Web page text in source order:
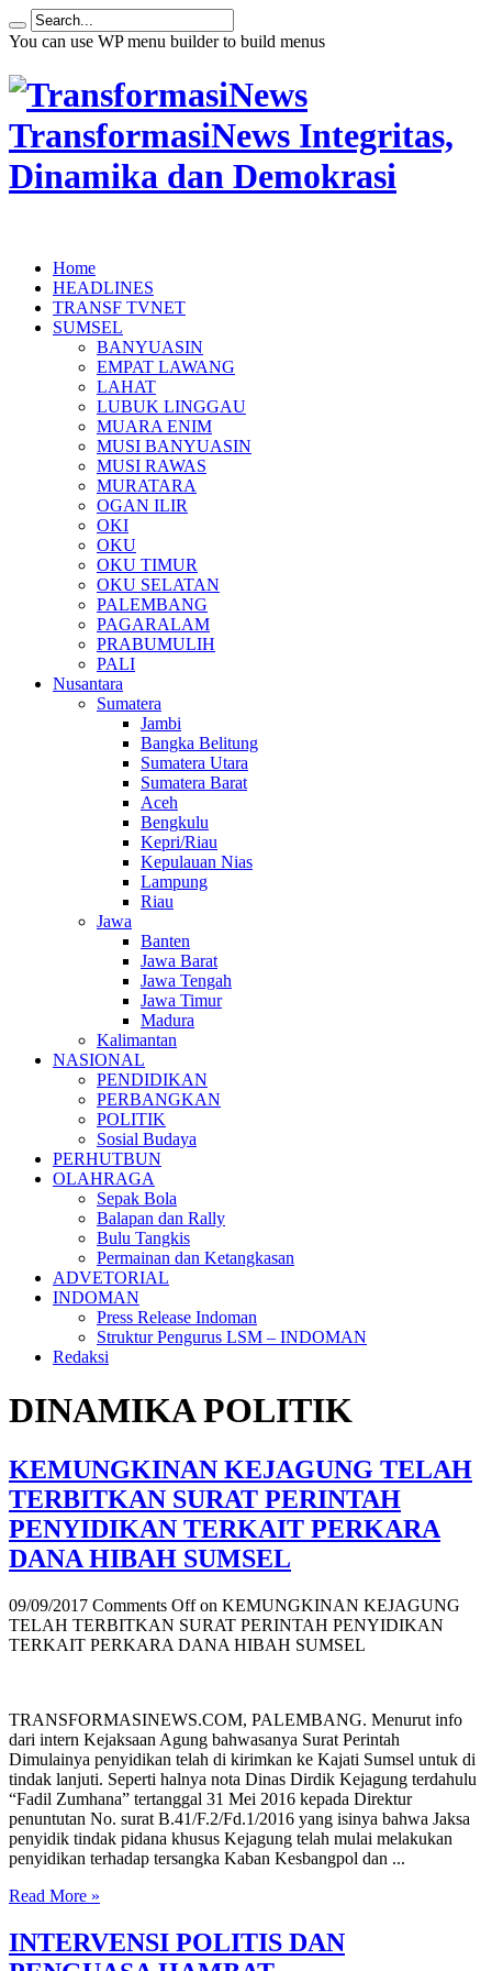
You can use WP menu builder to build menus
TransformasiNews Integritas,
Dinamika dan Demokrasi
Home
HEADLINES
TRANSF TVNET
SUMSEL
BANYUASIN
EMPAT LAWANG
LAHAT
LUBUK LINGGAU
MUARA ENIM
MUSI BANYUASIN
MUSI RAWAS
MURATARA
OGAN ILIR
OKI
OKU
OKU TIMUR
OKU SELATAN
PALEMBANG
PAGARALAM
PRABUMULIH
PALI
Nusantara
Sumatera
Jambi
Bangka Belitung
Sumatera Utara
Sumatera Barat
Aceh
Bengkulu
Kepri/Riau
Kepulauan Nias
Lampung
Riau
Jawa
Banten
Jawa Barat
Jawa Tengah
Jawa Timur
Madura
Kalimantan
NASIONAL
PENDIDIKAN
PERBANGKAN
POLITIK
Sosial Budaya
PERHUTBUN
OLAHRAGA
Sepak Bola
Balapan dan Rally
Bulu Tangkis
Permainan dan Ketangkasan
ADVETORIAL
INDOMAN
Press Release Indoman
Struktur Pengurus LSM – INDOMAN
Redaksi
DINAMIKA POLITIK
KEMUNGKINAN KEJAGUNG TELAH
TERBITKAN SURAT PERINTAH
PENYIDIKAN TERKAIT PERKARA
DANA HIBAH SUMSEL
09/09/2017 Comments Offon KEMUNGKINAN KEJAGUNG
TELAH TERBITKAN SURAT PERINTAH PENYIDIKAN
TERKAIT PERKARA DANA HIBAH SUMSEL
TRANSFORMASINEWS.COM, PALEMBANG. Menurut info
dari intern Kejaksaan Agung bahwasanya Surat Perintah
Dimulainya penyidikan telah di kirimkan ke Kajati Sumsel untuk di
tindak lanjuti. Seperti halnya nota Dinas Dirdik Kejagung terdahulu
“Fadil Zumhana” tertanggal 31 Mei 2016 kepada Direktur
penuntutan No. surat B.41/F.2/Fd.1/2016 yang isinya bahwa Jaksa
penyidik tindak pidana khusus Kejagung telah mulai melakukan
penyidikan terhadap tersangka Kaban Kesbangpol dan ...
Read More »
INTERVENSI POLITIS DAN